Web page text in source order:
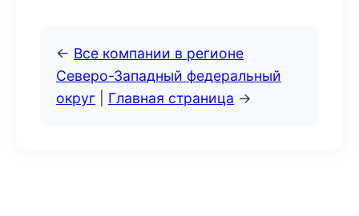
← Все компании в регионе
Северо-Западный федеральный
округ
Главная страница →